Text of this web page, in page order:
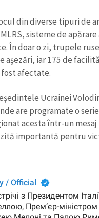
din diverse tipuri de
sisteme de apărare
În doar o zi, trupele
așezări, iar 175 de
afectate.
Ucrainei
are programate o
acesta într-un
importantă pentru